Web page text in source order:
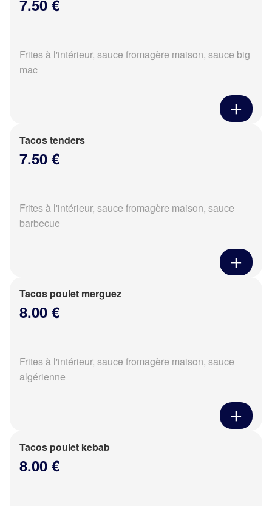
7.50 €
Frites à l'intérieur, sauce fromagère maison, sauce big
mac
Tacos tenders
7.50 €
Frites à l'intérieur, sauce fromagère maison, sauce
barbecue
Tacos poulet merguez
8.00 €
Frites à l'intérieur, sauce fromagère maison, sauce
algérienne
Tacos poulet kebab
8.00 €